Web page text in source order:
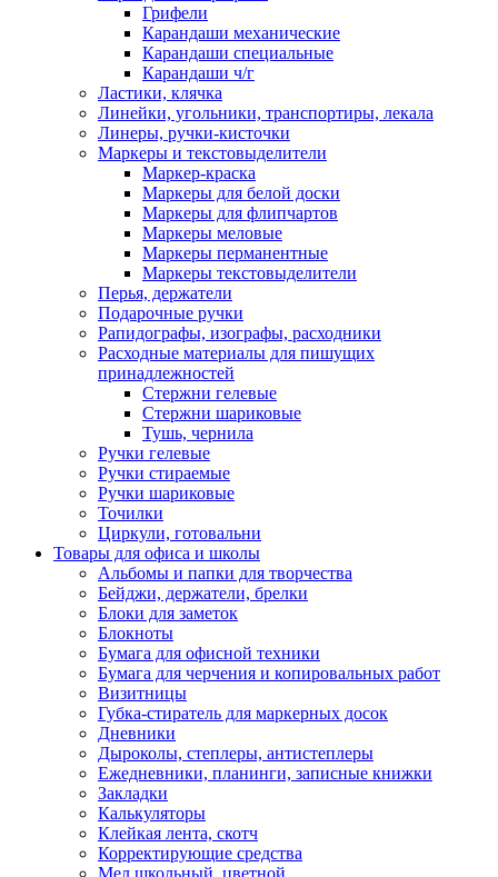
Грифели
Карандаши механические
Карандаши специальные
Карандаши ч/г
Ластики, клячка
Линейки, угольники, транспортиры, лекала
Линеры, ручки-кисточки
Маркеры и текстовыделители
Маркер-краска
Маркеры для белой доски
Маркеры для флипчартов
Маркеры меловые
Маркеры перманентные
Маркеры текстовыделители
Перья, держатели
Подарочные ручки
Рапидографы, изографы, расходники
Расходные материалы для пишущих
принадлежностей
Стержни гелевые
Стержни шариковые
Тушь, чернила
Ручки гелевые
Ручки стираемые
Ручки шариковые
Точилки
Циркули, готовальни
Товары для офиса и школы
Альбомы и папки для творчества
Бейджи, держатели, брелки
Блоки для заметок
Блокноты
Бумага для офисной техники
Бумага для черчения и копировальных работ
Визитницы
Губка-стиратель для маркерных досок
Дневники
Дыроколы, степлеры, антистеплеры
Ежедневники, планинги, записные книжки
Закладки
Калькуляторы
Клейкая лента, скотч
Корректирующие средства
Мел школьный, цветной